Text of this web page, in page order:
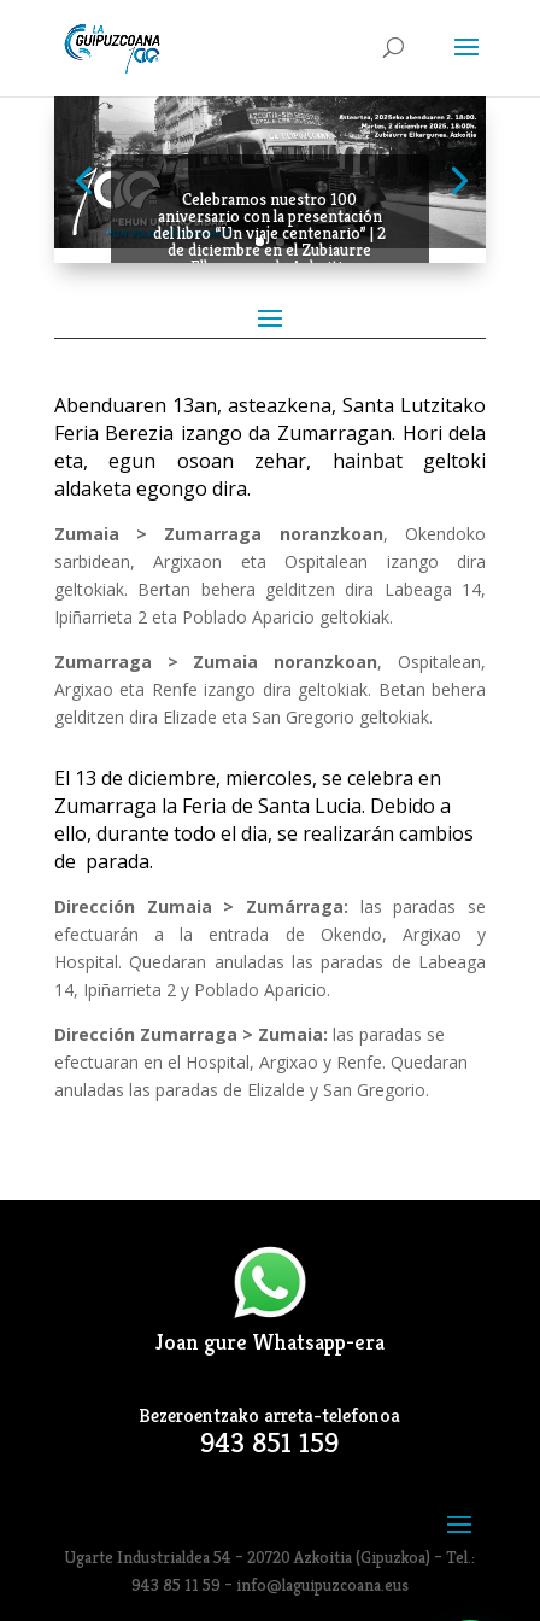
Celebramos nuestro 100
aniversario con la presentación
del libro “Un viaje centenario” | 2
de diciembre en el Zubiaurre
Elkargunea de Azkoitia
Abenduaren 13an, asteazkena, Santa Lutzitako
Feria Berezia izango da Zumarragan. Hori dela
eta, egun osoan zehar, hainbat geltoki
aldaketa egongo dira.
Zumaia > Zumarraga noranzkoan, Okendoko
sarbidean, Argixaon eta Ospitalean izango dira
geltokiak. Bertan behera gelditzen dira Labeaga 14,
Ipiñarrieta 2 eta Poblado Aparicio geltokiak.
Zumarraga > Zumaia noranzkoan, Ospitalean,
Argixao eta Renfe izango dira geltokiak. Betan behera
gelditzen dira Elizade eta San Gregorio geltokiak.
El 13 de diciembre, miercoles, se celebra en
Zumarraga la Feria de Santa Lucia. Debido a
ello, durante todo el dia, se realizarán cambios
de parada.
Dirección Zumaia > Zumárraga: las paradas se
efectuarán a la entrada de Okendo, Argixao y
Hospital. Quedaran anuladas las paradas de Labeaga
14, Ipiñarrieta 2 y Poblado Aparicio.
Dirección Zumarraga > Zumaia: las paradas se
efectuaran en el Hospital, Argixao y Renfe. Quedaran
anuladas las paradas de Elizalde y San Gregorio.
Joan gure Whatsapp-era
Bezeroentzako arreta-telefonoa
943 851 159
Ugarte Industrialdea 54 – 20720 Azkoitia (Gipuzkoa) – Tel.:
943 85 11 59 – info@laguipuzcoana.eus